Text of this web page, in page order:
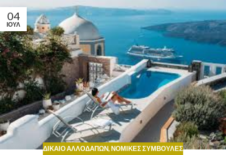
04
ΙΟΎΛ
ΔΊΚΑΙΟ ΑΛΛΟΔΑΠΏΝ,ΝΟΜΙΚΈΣ ΣΥΜΒΟΥΛΈΣ